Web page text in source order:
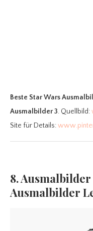
Beste Star Wars
Ausmalbilder 3. Quellbild:
Site für Details:
8.
Ausmalbilder